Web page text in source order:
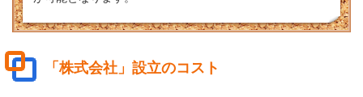
「株式会社」設立のコスト